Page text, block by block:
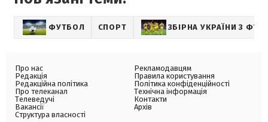
ФУТБОЛ СПОРТ ЗБІРНА УКРАЇНИ З
Про нас
Редакція
Редакційна політика
Про телеканал
Телеведучі
Вакансії
Структура власності
Рекламодавцям
Правила користування
Політика конфіденційності
Технічна інформація
Контакти
Архів